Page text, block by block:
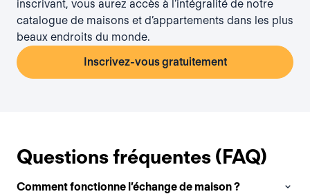
inscrivant, vous aurez accès à l’intégralité de notre
catalogue de maisons et d’appartements dans les plus
beaux endroits du monde.
Inscrivez-vous gratuitement
Questions fréquentes (FAQ)
Comment fonctionne l’échange de maison ?